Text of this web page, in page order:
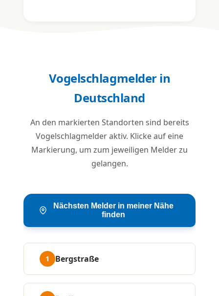
Vogelschlagmelder in
Deutschland
An den markierten Standorten sind bereits
Vogelschlagmelder aktiv. Klicke auf eine
Markierung, um zum jeweiligen Melder zu
gelangen.
Nächsten Melder in meiner Nähe
finden
1 Bergstraße